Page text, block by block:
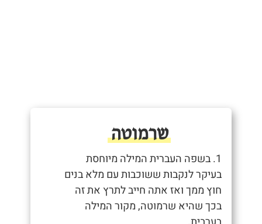
שרמוטה
1. בשפה העברית המילה מיוחסת
בעיקר לנקבות ששוכבות עם מלא בנים
חוץ ממך ואז אתה חייב לתרץ את זה
בכך שהיא שרמוטה, מקור המילה